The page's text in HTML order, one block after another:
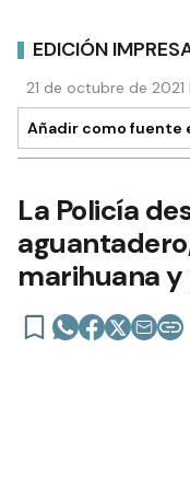
EDICIÓN
21 de octubre de
Añadir como fuente
La Policía
marihuana